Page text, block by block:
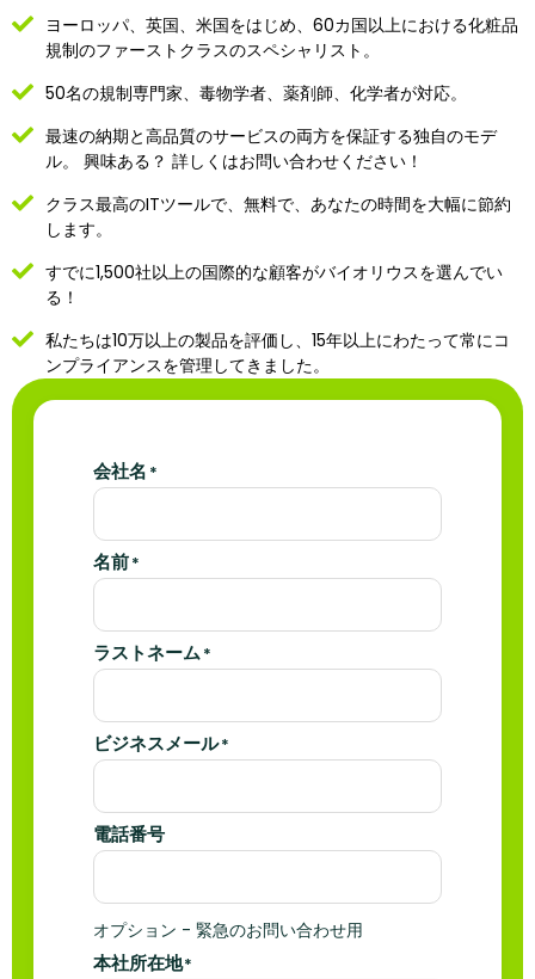
ヨーロッパ、英国、米国をはじめ、60カ国以上における化粧品
規制のファーストクラスのスペシャリスト。
50名の規制専門家、毒物学者、薬剤師、化学者が対応。
最速の納期と高品質のサービスの両方を保証する独自のモデ
ル。
興味ある？ 詳しくはお問い合わせください！
クラス最高のITツールで、無料で、あなたの時間を大幅に節約
します。
すでに1,500社以上の国際的な顧客がバイオリウスを選んでい
る！
私たちは10万以上の製品を評価し、15年以上にわたって常にコ
ンプライアンスを管理してきました。
会社名 *
名前*
ラストネーム*
ビジネスメール*
電話番号
オプション - 緊急のお問い合わせ用
本社所在地*